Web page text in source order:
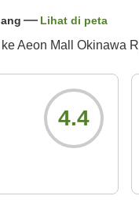
Lihat di peta
Aeon Mall Okinawa
4.4